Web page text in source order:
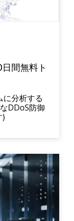
間無料ト
に分析する
DDoS防御
)